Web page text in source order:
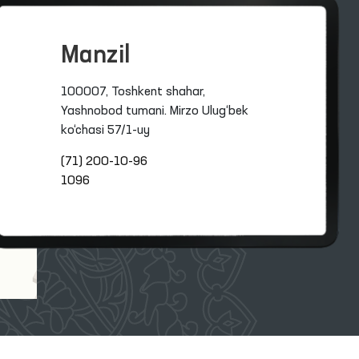
Manzil
100007, Toshkent shahar,
Yashnobod tumani. Mirzo Ulug‘bek
ko‘chasi 57/1-uy
(71) 200-10-96
1096